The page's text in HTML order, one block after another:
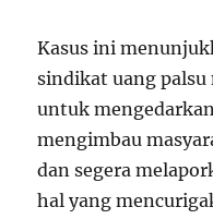
Kasus ini
sindikat uang
untuk
mengimbau
dan segera
hal yang